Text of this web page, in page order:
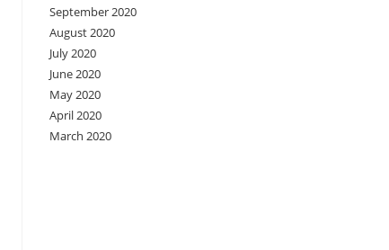
September 2020
August 2020
July 2020
June 2020
May 2020
April 2020
March 2020